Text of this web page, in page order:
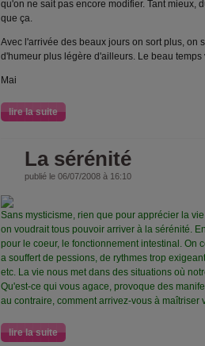
qu'on ne sait pas encore modifier. Tant mieux,
que ça.
Avec l'arrivée des beaux jours on sort plus, on
d'humeur plus légère d'ailleurs. Le beau
Mai
lire la suite
La sérénité
publié le 06/07/2008 à 16:10
Sans mysticisme, rien que pour apprécier la
on voudrait tous pouvoir arriver à la sérénité.
pour le coeur, le fonctionnement intestinal. On
a souffert de pessions, de rythmes trop
etc. La vie nous met dans des situations où
Qu'est-ce qui vous agace, provoque des
au contraire, comment arrivez-vous à maîtriser
lire la suite